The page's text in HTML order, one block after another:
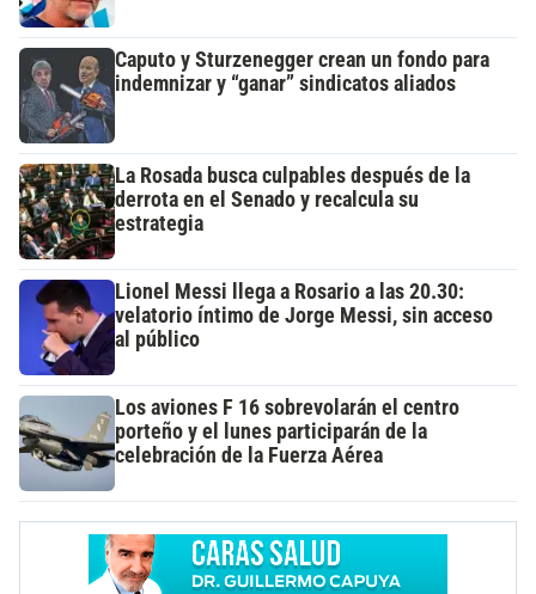
Caputo y Sturzenegger crean un fondo para
indemnizar y “ganar” sindicatos aliados
La Rosada busca culpables después de la
derrota en el Senado y recalcula su
estrategia
Lionel Messi llega a Rosario a las 20.30:
velatorio íntimo de Jorge Messi, sin acceso
al público
Los aviones F 16 sobrevolarán el centro
porteño y el lunes participarán de la
celebración de la Fuerza Aérea